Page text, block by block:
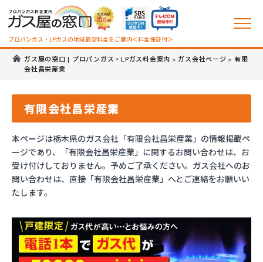
プロパンガス・LPガスの地域最安料金をご案内＜料金保証付＞
ガス屋の窓口 | プロパンガス・LPガス料金案内 >ガス会社ページ > 有限
会社昌栄産業
有限会社昌栄産業
本ページは栃木県のガス会社「有限会社昌栄産業」の情報掲載ペ
ージであり、「有限会社昌栄産業」に関するお問い合わせは、お
受け付けしておりません。予めご了承ください。ガス会社へのお
問い合わせは、直接「有限会社昌栄産業」へとご連絡をお願いい
たします。